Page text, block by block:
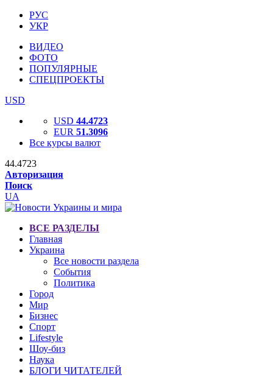
РУС
УКР
ВИДЕО
ФОТО
ПОПУЛЯРНЫЕ
СПЕЦПРОЕКТЫ
USD
USD 44.4723
EUR 51.3096
Все курсы валют
44.4723
Авторизация
Поиск
UA
ВСЕ РАЗДЕЛЫ
Главная
Украина
Все новости раздела
События
Политика
Город
Мир
Бизнес
Спорт
Lifestyle
Шоу-биз
Наука
БЛОГИ ЧИТАТЕЛЕЙ